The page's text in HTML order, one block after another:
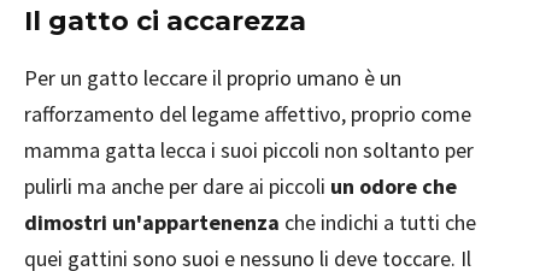
Il gatto ci accarezza
Per un gatto leccare il proprio umano è un
rafforzamento del legame affettivo, proprio come
mamma gatta lecca i suoi piccoli non soltanto per
pulirli ma anche per dare ai piccoli un odore che
dimostri un'appartenenza che indichi a tutti che
quei gattini sono suoi e nessuno li deve toccare. Il